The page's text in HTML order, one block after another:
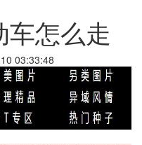
车怎么走
03:33:48